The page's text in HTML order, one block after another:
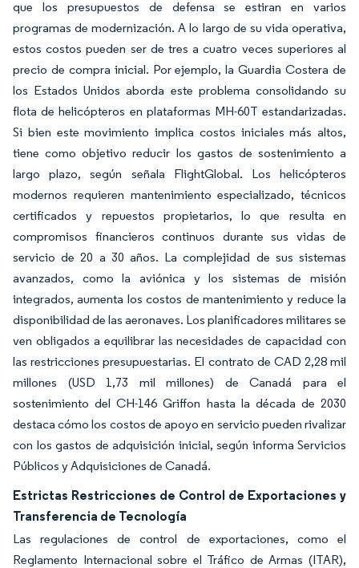
que los presupuestos de defensa se estiran en varios
programas de modernización. A lo largo de su vida operativa,
estos costos pueden ser de tres a cuatro veces superiores al
precio de compra inicial. Por ejemplo, la Guardia Costera de
los Estados Unidos aborda este problema consolidando su
flota de helicópteros en plataformas MH-60T estandarizadas.
Si bien este movimiento implica costos iniciales más altos,
tiene como objetivo reducir los gastos de sostenimiento a
largo plazo, según señala FlightGlobal. Los helicópteros
modernos requieren mantenimiento especializado, técnicos
certificados y repuestos propietarios, lo que resulta en
compromisos financieros continuos durante sus vidas de
servicio de 20 a 30 años. La complejidad de sus sistemas
avanzados, como la aviónica y los sistemas de misión
integrados, aumenta los costos de mantenimiento y reduce la
disponibilidad de las aeronaves. Los planificadores militares se
ven obligados a equilibrar las necesidades de capacidad con
las restricciones presupuestarias. El contrato de CAD 2,28 mil
millones (USD 1,73 mil millones) de Canadá para el
sostenimiento del CH-146 Griffon hasta la década de 2030
destaca cómo los costos de apoyo en servicio pueden rivalizar
con los gastos de adquisición inicial, según informa Servicios
Públicos y Adquisiciones de Canadá.
Estrictas Restricciones de Control de Exportaciones y
Transferencia de Tecnología
Las regulaciones de control de exportaciones, como el
Reglamento Internacional sobre el Tráfico de Armas (ITAR),